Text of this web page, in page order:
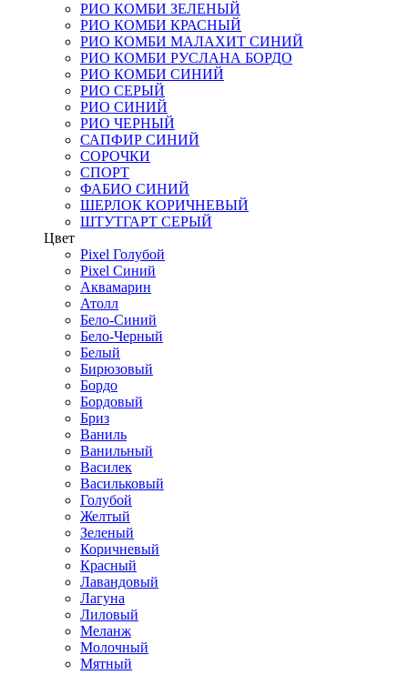
РИО КОМБИ ЗЕЛЕНЫЙ
РИО КОМБИ КРАСНЫЙ
РИО КОМБИ МАЛАХИТ СИНИЙ
РИО КОМБИ РУСЛАНА БОРДО
РИО КОМБИ СИНИЙ
РИО СЕРЫЙ
РИО СИНИЙ
РИО ЧЕРНЫЙ
САПФИР СИНИЙ
СОРОЧКИ
СПОРТ
ФАБИО СИНИЙ
ШЕРЛОК КОРИЧНЕВЫЙ
ШТУТГАРТ СЕРЫЙ
Цвет
Pixel Голубой
Pixel Синий
Аквамарин
Атолл
Бело-Синий
Бело-Черный
Белый
Бирюзовый
Бордо
Бордовый
Бриз
Ваниль
Ванильный
Василек
Васильковый
Голубой
Желтый
Зеленый
Коричневый
Красный
Лавандовый
Лагуна
Лиловый
Меланж
Молочный
Мятный